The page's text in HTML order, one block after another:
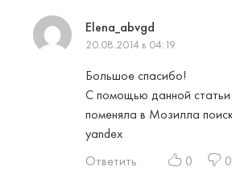
Elena_abvgd
20.08.2014 в 04:19
Большое спасибо!
С помощью данной статьи
поменяла в Мозилла
yandex
Ответить
0 0